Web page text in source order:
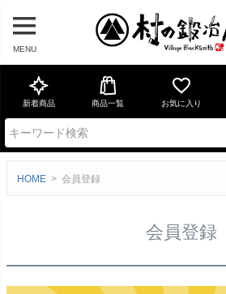
MENU
新着商品 商品一覧 お気に入り
HOME 会員登録
会員登録